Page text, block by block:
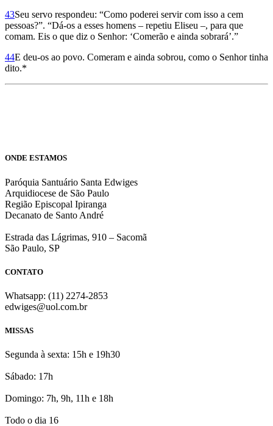
43Seu servo respondeu: “Como poderei servir com isso a cem
pessoas?”. “Dá-os a esses homens – repetiu Eliseu –, para que
comam. Eis o que diz o Senhor: ‘Comerão e ainda sobrará’.”
44E deu-os ao povo. Comeram e ainda sobrou, como o Senhor tinha
dito.*
ONDE ESTAMOS
Paróquia Santuário Santa Edwiges
Arquidiocese de São Paulo
Região Episcopal Ipiranga
Decanato de Santo André
Estrada das Lágrimas, 910 – Sacomã
São Paulo, SP
CONTATO
Whatsapp: (11) 2274-2853
edwiges@uol.com.br
MISSAS
Segunda à sexta: 15h e 19h30
Sábado: 17h
Domingo: 7h, 9h, 11h e 18h
Todo o dia 16